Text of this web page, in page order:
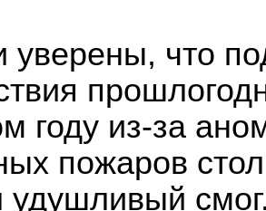
уверены, что
году из-за
пожаров
удушливый